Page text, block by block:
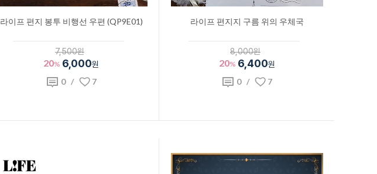
라이프 편지 봉투 비행선 우편 (QP9E01)
7,500원
20% 6,000원
0/ 7
라이프 편지지 구름 위의 우체국
8,000원
20% 6,400원
0/ 7